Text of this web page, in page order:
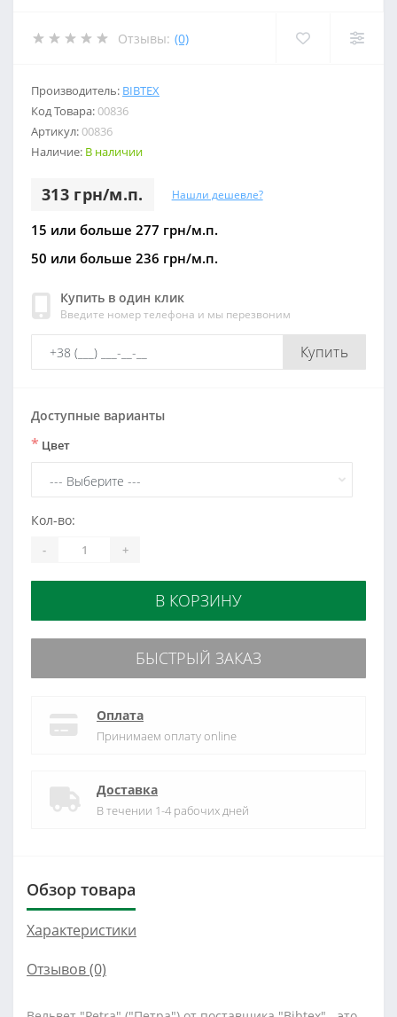
Отзывы: (0)
Производитель: BIBTEX
Код Товара:00836
Артикул:00836
Наличие: В наличии
313 грн/м.п. Нашли дешевле?
15 или больше 277 грн/м.п.
50 или больше 236 грн/м.п.
Купить в один клик
Введите номер телефона и мы перезвоним
Купить
Доступные варианты
* Цвет
Кол-во:
- +
В КОРЗИНУ
БЫСТРЫЙ ЗАКАЗ
Оплата
Принимаем оплату online
Доставка
В течении 1-4 рабочих дней
Обзор товара
Характеристики
Отзывов (0)